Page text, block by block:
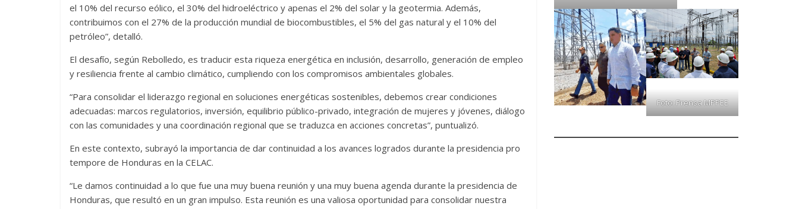
el 10% del recurso eólico, el 30% del hidroeléctrico y apenas el 2% del solar y la geotermia. Además,
contribuimos con el 27% de la producción mundial de biocombustibles, el 5% del gas natural y el 10% del
petróleo”, detalló.
El desafío, según Rebolledo, es traducir esta riqueza energética en inclusión, desarrollo, generación de empleo
y resiliencia frente al cambio climático, cumpliendo con los compromisos ambientales globales.
“Para consolidar el liderazgo regional en soluciones energéticas sostenibles, debemos crear condiciones
adecuadas: marcos regulatorios, inversión, equilibrio público-privado, integración de mujeres y jóvenes, diálogo
con las comunidades y una coordinación regional que se traduzca en acciones concretas”, puntualizó.
En este contexto, subrayó la importancia de dar continuidad a los avances logrados durante la presidencia pro
tempore de Honduras en la CELAC.
“Le damos continuidad a lo que fue una muy buena reunión y una muy buena agenda durante la presidencia de
Honduras, que resultó en un gran impulso. Esta reunión es una valiosa oportunidad para consolidar nuestra
Foto: Prensa MPPEE